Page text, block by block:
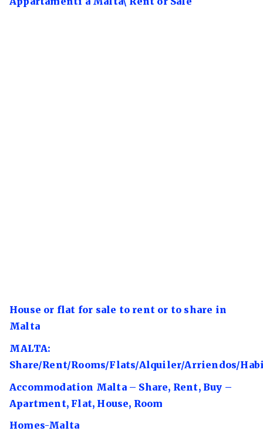
House or flat for sale to rent or to share in
Malta
MALTA:
Share/Rent/Rooms/Flats/Alquiler/Arriendos/
Accommodation Malta – Share, Rent, Buy –
Apartment, Flat, House, Room
Homes-Malta